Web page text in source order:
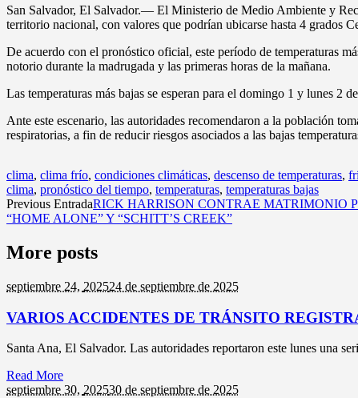
San Salvador, El Salvador.— El Ministerio de Medio Ambiente y
territorio nacional, con valores que podrían ubicarse hasta 4 grados
De acuerdo con el pronóstico oficial, este período de temperaturas
notorio durante la madrugada y las primeras horas de la mañana.
Las temperaturas más bajas se esperan para el domingo 1 y lunes 2
Ante este escenario, las autoridades recomendaron a la población
respiratorias, a fin de reducir riesgos asociados a las bajas
clima, clima frío, condiciones climáticas, descenso de temperaturas,
clima, pronóstico del tiempo, temperaturas, temperaturas bajas
Previous EntradaRICK HARRISON CONTRAE MATRIMONIO
“HOME ALONE” Y “SCHITT’S CREEK”
More posts
septiembre 24, 202524 de septiembre de 2025
VARIOS ACCIDENTES DE TRÁNSITO
Santa Ana, El Salvador. Las autoridades reportaron este lunes una
Read More
septiembre 30, 202530 de septiembre de 2025